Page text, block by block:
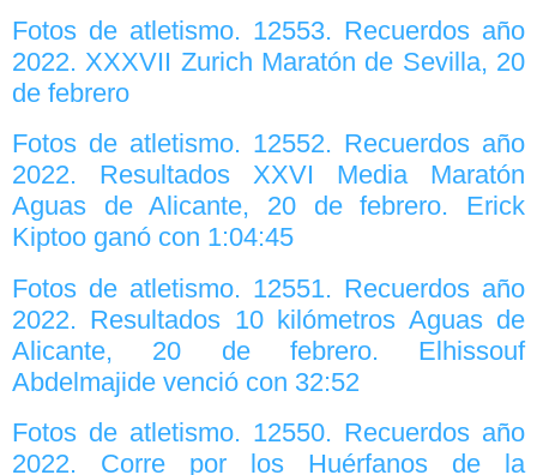
Fotos de atletismo. 12553. Recuerdos año
2022. XXXVII Zurich Maratón de Sevilla, 20
de febrero
Fotos de atletismo. 12552. Recuerdos año
2022. Resultados XXVI Media Maratón
Aguas de Alicante, 20 de febrero. Erick
Kiptoo ganó con 1:04:45
Fotos de atletismo. 12551. Recuerdos año
2022. Resultados 10 kilómetros Aguas de
Alicante, 20 de febrero. Elhissouf
Abdelmajide venció con 32:52
Fotos de atletismo. 12550. Recuerdos año
2022. Corre por los Huérfanos de la